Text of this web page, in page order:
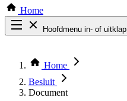
Home
Hoofdmenu in- of
Thema COVID-19
Bekijk per bestuursorgaan
Home
Besluit
Document